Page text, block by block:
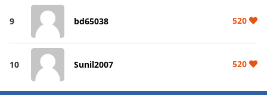
9 bd65038 520
10 Sunil2007 520